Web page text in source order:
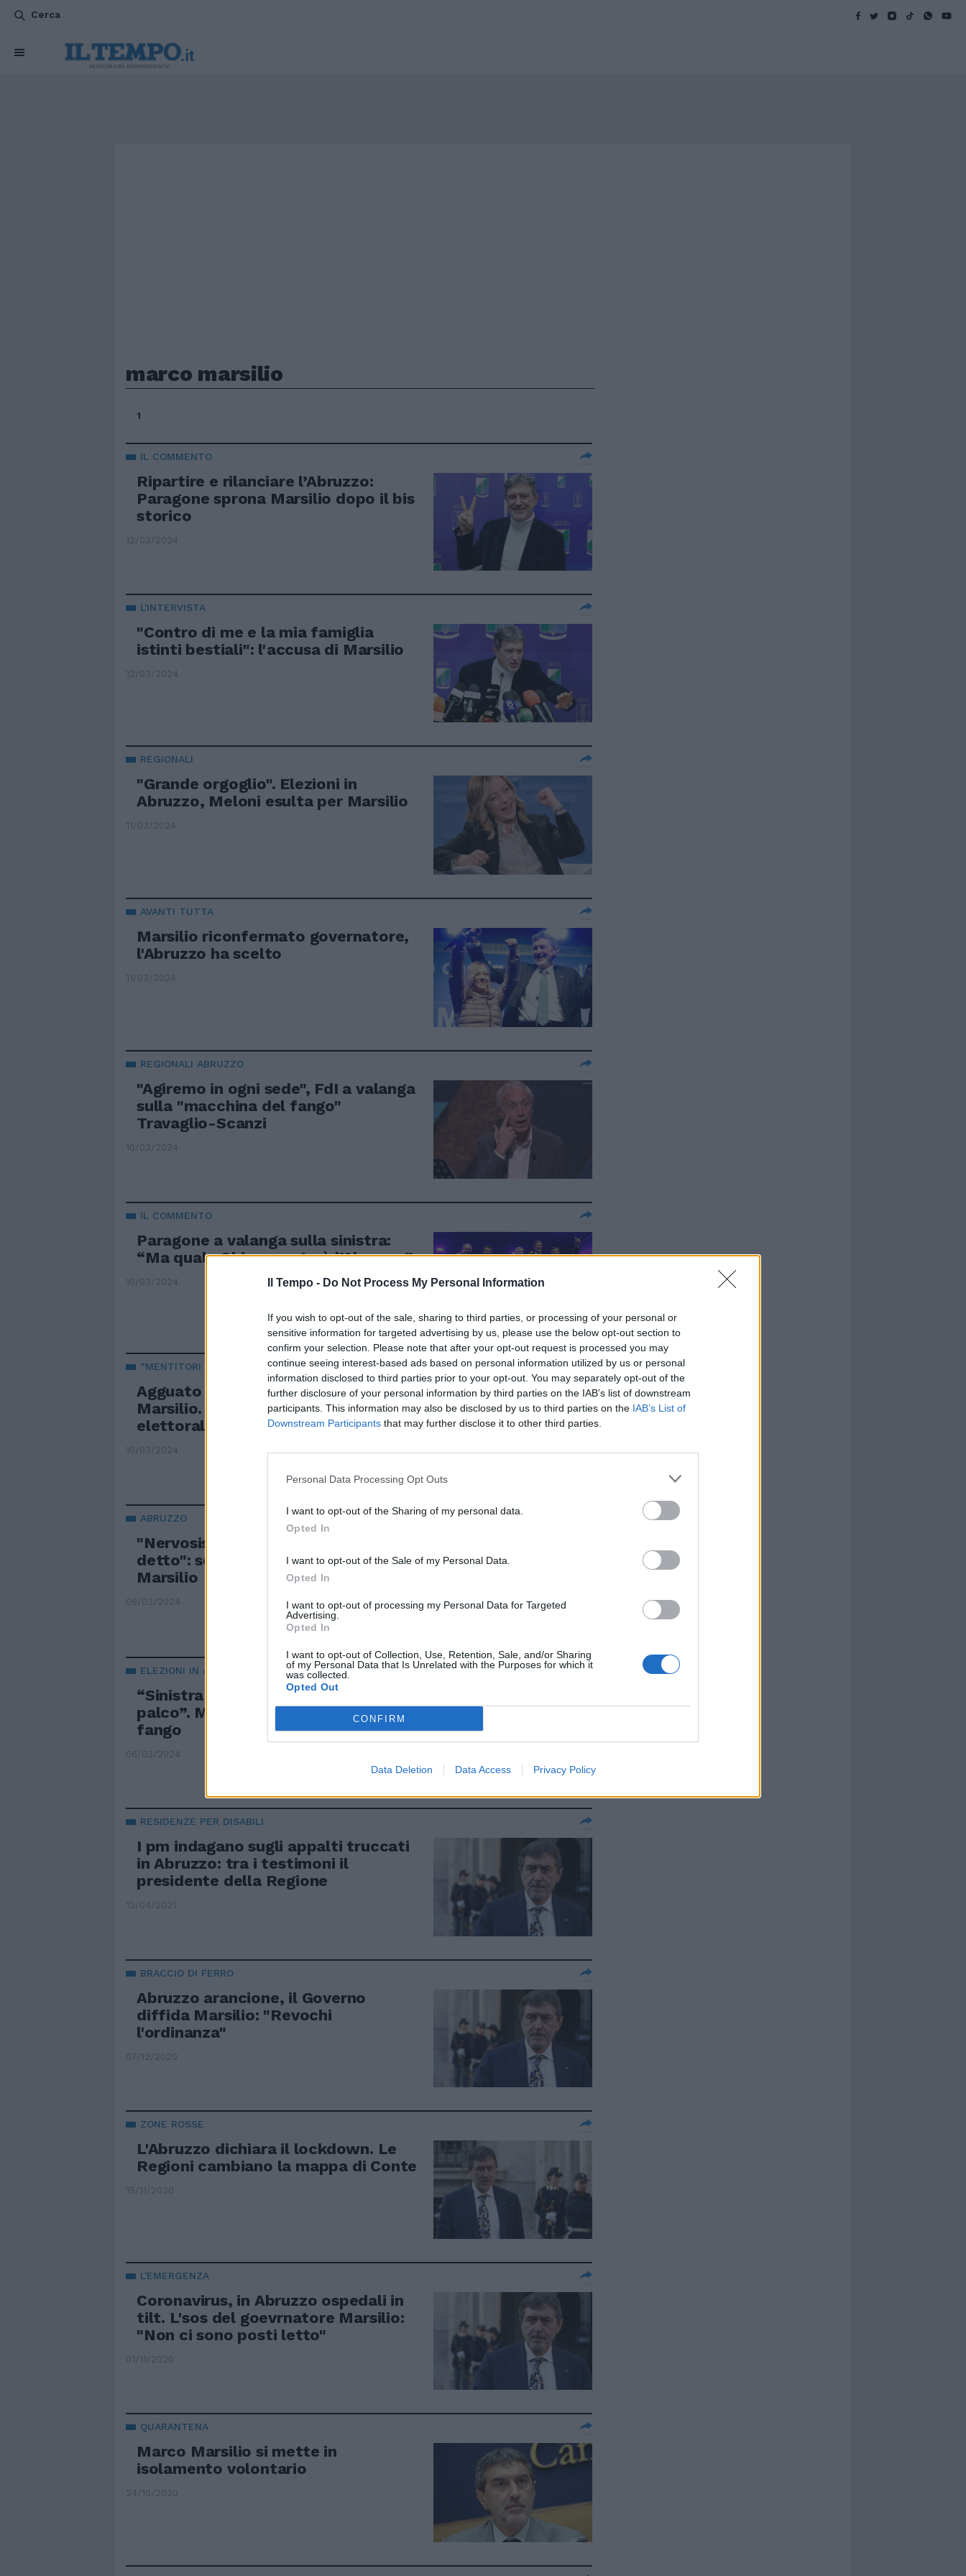
Il Tempo - Do Not Process My Personal Information
If you wish to opt-out of the sale, sharing to third parties, or processing of your personal or
sensitive information for targeted advertising by us, please use the below opt-out section to
confirm your selection. Please note that after your opt-out request is processed you may
continue seeing interest-based ads based on personal information utilized by us or personal
information disclosed to third parties prior to your opt-out. You may separately opt-out of the
further disclosure of your personal information by third parties on the IAB’s list of downstream
participants. This information may also be disclosed by us to third parties on the IAB’s List of
Downstream Participants that may further disclose it to other third parties.
Personal Data Processing Opt Outs
I want to opt-out of the Sharing of my personal data.
Opted In
I want to opt-out of the Sale of my Personal Data.
Opted In
I want to opt-out of processing my Personal Data for Targeted
Advertising.
Opted In
I want to opt-out of Collection, Use, Retention, Sale, and/or Sharing
of my Personal Data that Is Unrelated with the Purposes for which it
was collected.
Opted Out
CONFIRM
Data Deletion Data Access Privacy Policy
Cerca
marco marsilio
1
IL COMMENTO
Ripartire e rilanciare l’Abruzzo:
Paragone sprona Marsilio dopo il bis
storico
12/03/2024
L'INTERVISTA
"Contro di me e la mia famiglia
istinti bestiali": l'accusa di Marsilio
12/03/2024
REGIONALI
"Grande orgoglio". Elezioni in
Abruzzo, Meloni esulta per Marsilio
11/03/2024
AVANTI TUTTA
Marsilio riconfermato governatore,
l'Abruzzo ha scelto
11/03/2024
REGIONALI ABRUZZO
"Agiremo in ogni sede", FdI a valanga
sulla "macchina del fango"
Travaglio-Scanzi
10/03/2024
IL COMMENTO
Paragone a valanga sulla sinistra:
“Ma quale Ohio, questo è l’Abruzzo”
10/03/2024
“MENTITORI SERIALI”
Agguato di Travaglio e Scanzi a
Marsilio. “Violato il silenzio
elettorale”, il colpo basso
10/03/2024
ABRUZZO
"Nervosismo" "Parole che non ho
detto": scintille tra Parenzo e
Marsilio
08/03/2024
ELEZIONI IN ABRUZZO
“Sinistra incapace di condividere un
palco”. Marsilio e la macchina del
fango
06/03/2024
RESIDENZE PER DISABILI
I pm indagano sugli appalti truccati
in Abruzzo: tra i testimoni il
presidente della Regione
12/04/2021
BRACCIO DI FERRO
Abruzzo arancione, il Governo
diffida Marsilio: "Revochi
l'ordinanza"
07/12/2020
ZONE ROSSE
L'Abruzzo dichiara il lockdown. Le
Regioni cambiano la mappa di Conte
15/11/2020
L'EMERGENZA
Coronavirus, in Abruzzo ospedali in
tilt. L'sos del goevrnatore Marsilio:
"Non ci sono posti letto"
01/11/2020
QUARANTENA
Marco Marsilio si mette in
isolamento volontario
24/10/2020